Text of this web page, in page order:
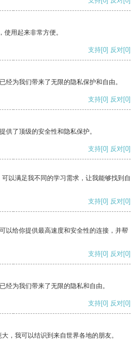
用起来非常方便。
支持[0] 反对[0]
经为我们带来了无限的隐私保护和自由。
支持[0] 反对[0]
供了顶级的安全性和隐私保护。
支持[0] 反对[0]
以满足我不同的学习需求，让我能够找到自
支持[0] 反对[0]
以给你提供最高速度和安全性的连接，并帮
支持[0] 反对[0]
经为我们带来了无限的隐私和自由。
支持[0] 反对[0]
，我可以结识到来自世界各地的朋友。